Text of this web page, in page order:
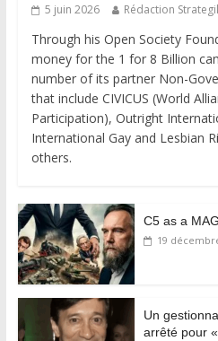
5 juin 2026 Rédaction
Through his Open Society
money for the 1 for 8 Billion
number of its partner Non-
that include CIVICUS (World
Participation), Outright
International Gay and Lesbian
others.
C5 as a
19
Un
arrêté pour